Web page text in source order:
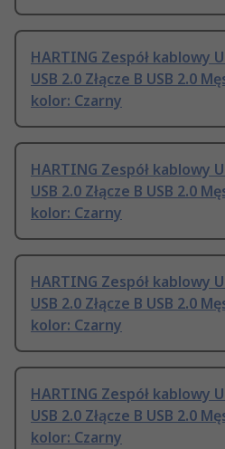
HARTING Zespół kablowy
USB 2.0 Złącze B USB 2.0
kolor: Czarny
HARTING Zespół kablowy
USB 2.0 Złącze B USB 2.0
kolor: Czarny
HARTING Zespół kablowy
USB 2.0 Złącze B USB 2.0
kolor: Czarny
HARTING Zespół kablowy
USB 2.0 Złącze B USB 2.0
kolor: Czarny